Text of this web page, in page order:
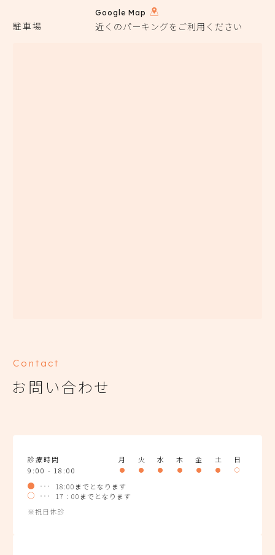
Google Map
駐車場 近くのパーキングをご利用ください
Contact
お問い合わせ
診療時間 月 火 水 木 金 土
日
9:00 - 18:00
18:00までとなります
17：00までとなります
※祝日休診